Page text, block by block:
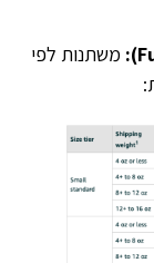
משתנות לפי